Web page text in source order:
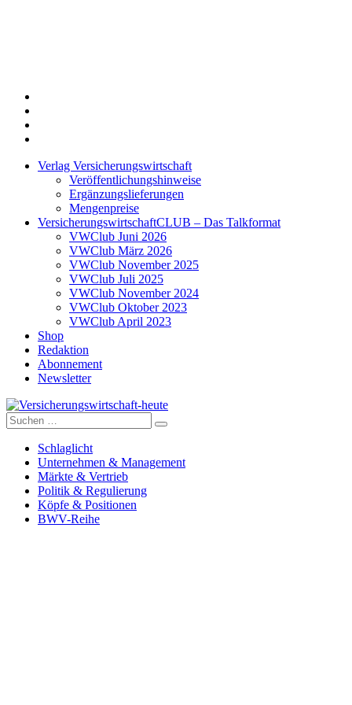
Verlag Versicherungswirtschaft
Veröffentlichungshinweise
Ergänzungslieferungen
Mengenpreise
VersicherungswirtschaftCLUB – Das Talkformat
VWClub Juni 2026
VWClub März 2026
VWClub November 2025
VWClub Juli 2025
VWClub November 2024
VWClub Oktober 2023
VWClub April 2023
Shop
Redaktion
Abonnement
Newsletter
Versicherungswirtschaft-heute
Suche
nach:
Schlaglicht
Unternehmen & Management
Märkte & Vertrieb
Politik & Regulierung
Köpfe & Positionen
BWV-Reihe